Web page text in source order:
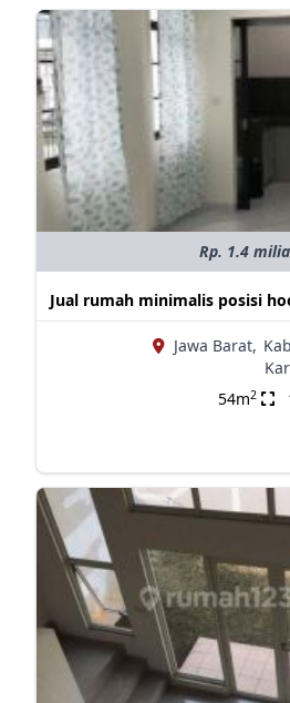
Rp. 1.4
Jual rumah minimalis posisi
Jawa Barat,
54m2